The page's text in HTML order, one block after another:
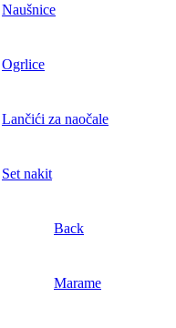
Naušnice
Ogrlice
Lančići za naočale
Set nakit
Back
Marame